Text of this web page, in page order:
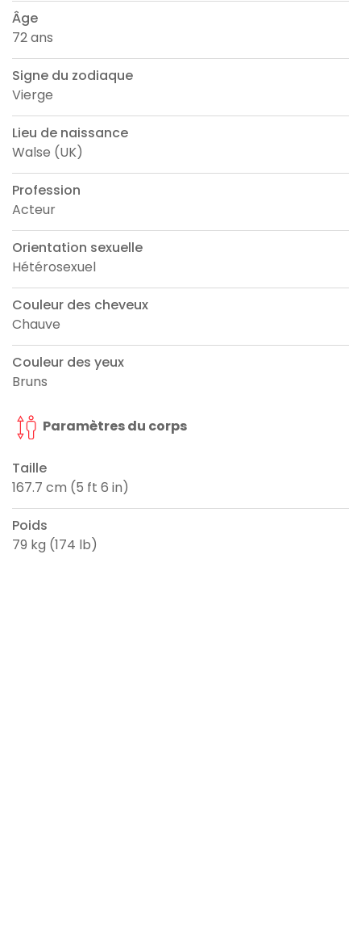
Âge
72 ans
Signe du zodiaque
Vierge
Lieu de naissance
Walse (UK)
Profession
Acteur
Orientation sexuelle
Hétérosexuel
Couleur des cheveux
Chauve
Couleur des yeux
Bruns
Paramètres du corps
Taille
167.7 cm (5 ft 6 in)
Poids
79 kg (174 lb)